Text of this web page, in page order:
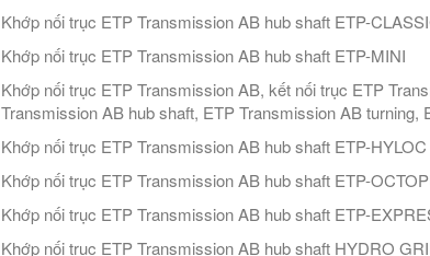
Khớp nối trục ETP Transmission AB hub shaft ETP-
Khớp nối trục ETP Transmission AB hub shaft ETP-MINI
Khớp nối trục ETP Transmission AB, kết nối trục ETP
Transmission AB hub shaft, ETP Transmission AB turning,
Khớp nối trục ETP Transmission AB hub shaft ETP-HYLOC
Khớp nối trục ETP Transmission AB hub shaft ETP-
Khớp nối trục ETP Transmission AB hub shaft ETP-
Khớp nối trục ETP Transmission AB hub shaft HYDRO